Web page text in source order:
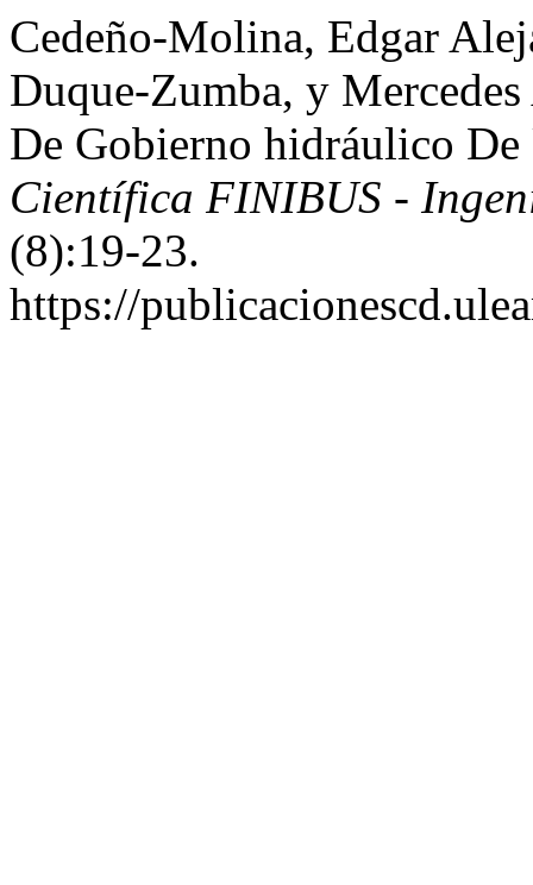
Cedeño-Molina, Edgar
Duque-Zumba, y
De Gobierno hidráulico
Científica FINIBUS -
(8):19-23.
https://